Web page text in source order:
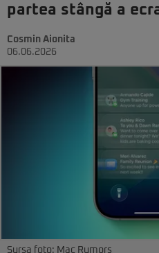
partea stângă a
Cosmin Aionita
06.06.2026
Sursa foto: Mac Rumors